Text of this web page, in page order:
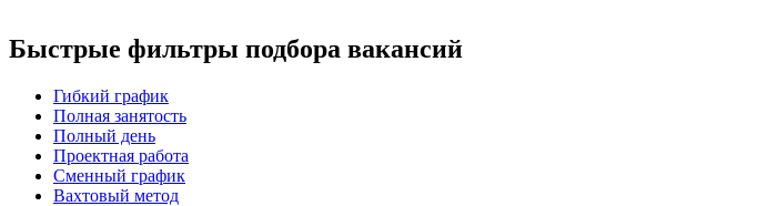
Быстрые фильтры подбора вакансий
Гибкий график
Полная занятость
Полный день
Проектная работа
Сменный график
Вахтовый метод